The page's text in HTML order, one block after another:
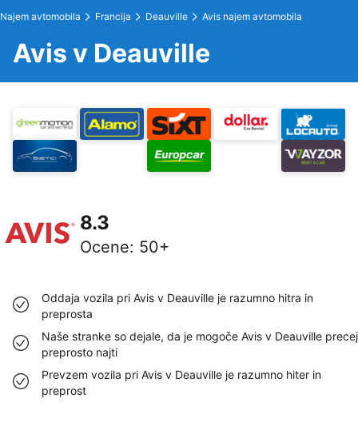
Najem avtomobila Francija Deauville Avis najem avtomobila
Avis v Deauville
8.3
Ocene: 50+
Oddaja vozila pri Avis v Deauville je razumno hitra in
preprosta
Naše stranke so dejale, da je mogoče Avis v Deauville precej
preprosto najti
Prevzem vozila pri Avis v Deauville je razumno hiter in
preprost